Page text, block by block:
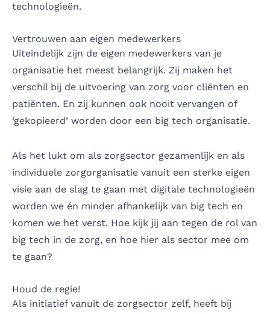
technologieën.
Vertrouwen aan eigen medewerkers
Uiteindelijk zijn de eigen medewerkers van je
organisatie het meest belangrijk. Zij maken het
verschil bij de uitvoering van zorg voor cliënten en
patiënten. En zij kunnen ook nooit vervangen of
‘gekopieerd’ worden door een big tech organisatie.
Als het lukt om als zorgsector gezamenlijk en als
individuele zorgorganisatie vanuit een sterke eigen
visie aan de slag te gaan met digitale technologieën
worden we én minder afhankelijk van big tech en
komen we het verst. Hoe kijk jij aan tegen de rol van
big tech in de zorg, en hoe hier als sector mee om
te gaan?
Houd de regie!
Als initiatief vanuit de zorgsector zelf, heeft bij